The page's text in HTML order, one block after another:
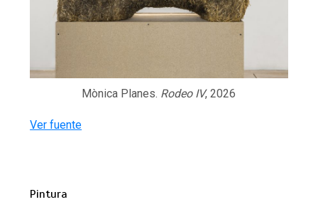
Mònica Planes. Rodeo IV, 2026
Ver fuente
Pintura